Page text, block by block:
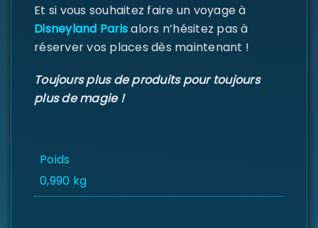
DE PASSE PERDU ?
Et si vous souhaitez faire un voyage à
Disneyland Parisalors n’hésitez pas à
réserver vos places dès maintenant !
Toujours plus de produits pour toujours
plus de magie !
Poids
0,990 kg